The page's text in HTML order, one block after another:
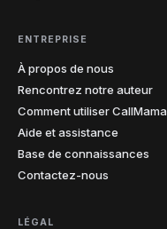
ENTREPRISE
À propos de nous
Rencontrez notre auteur
Comment utiliser CallMama
Aide et assistance
Base de connaissances
Contactez-nous
LÉGAL